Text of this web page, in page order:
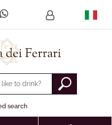
updates the other
search